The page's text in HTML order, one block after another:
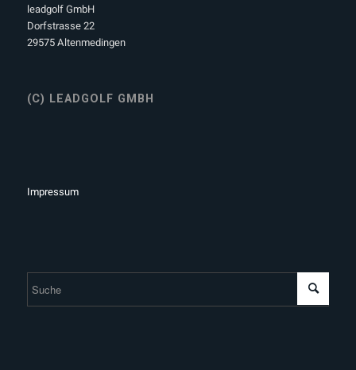
leadgolf GmbH
Dorfstrasse 22
29575 Altenmedingen
(C) LEADGOLF GMBH
Impressum